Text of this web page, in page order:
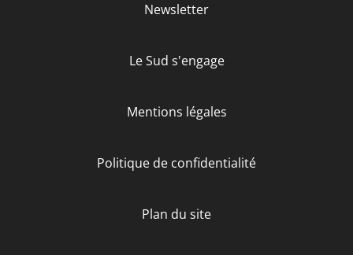
Newsletter
Le Sud s'engage
Mentions légales
Politique de confidentialité
Plan du site